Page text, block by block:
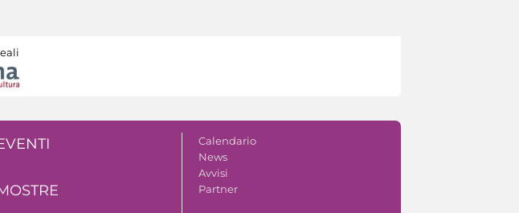
Calendario
News
Avvisi
Partner